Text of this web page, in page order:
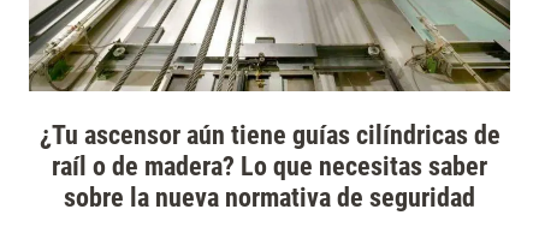
¿Tu ascensor aún tiene guías cilíndricas de
raíl o de madera? Lo que necesitas saber
sobre la nueva normativa de seguridad